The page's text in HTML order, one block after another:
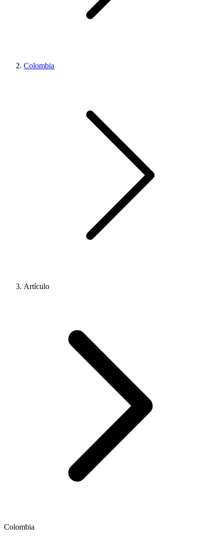
Colombia
Artículo
Colombia